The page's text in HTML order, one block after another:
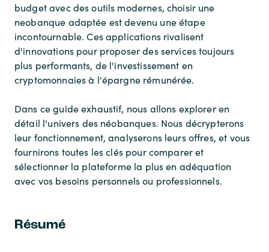
budget avec des outils modernes, choisir une
neobanque adaptée est devenu une étape
incontournable. Ces applications rivalisent
d'innovations pour proposer des services toujours
plus performants, de l'investissement en
cryptomonnaies à l'épargne rémunérée.
Dans ce guide exhaustif, nous allons explorer en
détail l'univers des néobanques. Nous décrypterons
leur fonctionnement, analyserons leurs offres, et vous
fournirons toutes les clés pour comparer et
sélectionner la plateforme la plus en adéquation
avec vos besoins personnels ou professionnels.
Résumé